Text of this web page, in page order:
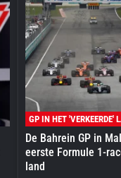
GP IN HET 'VERKEERDE'
De Bahrein GP in
eerste Formule 1-
land